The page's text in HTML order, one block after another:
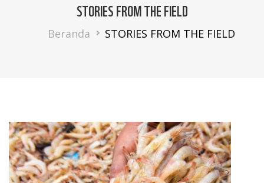
STORIES FROM THE FIELD
Breadcrumb
Beranda STORIES FROM THE FIELD